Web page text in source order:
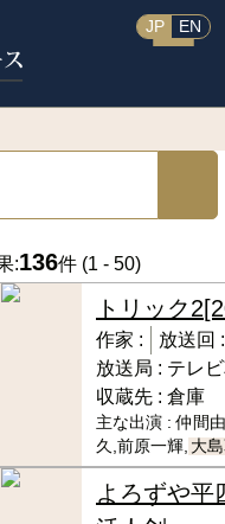
JP EN
:136件 (1 - 50)
トリック2
作家 :
放送回
放送局 : テレ
収蔵先 : 倉庫
主な出演 :仲間
久,前原一輝, 大
よろずや平